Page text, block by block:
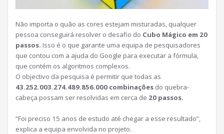
Não importa o quão as cores estejam misturadas, qualquer
pessoa conseguirá resolver o desafio do Cubo Mágico em 20
passos. Isso é o que garante uma equipa de pesquisadores
que contou com a ajuda do Google para executar a fórmula,
que contém os algoritmos complexos.
O objectivo da pesquisa é permitir que todas as
43.252.003.274.489.856.000 combinações do quebra-
cabeça possam ser resolvidas em cerca de 20 passos.
“Foi preciso 15 anos de estudo até chegar a esse resultado”,
explica a equipa envolvida no projeto.